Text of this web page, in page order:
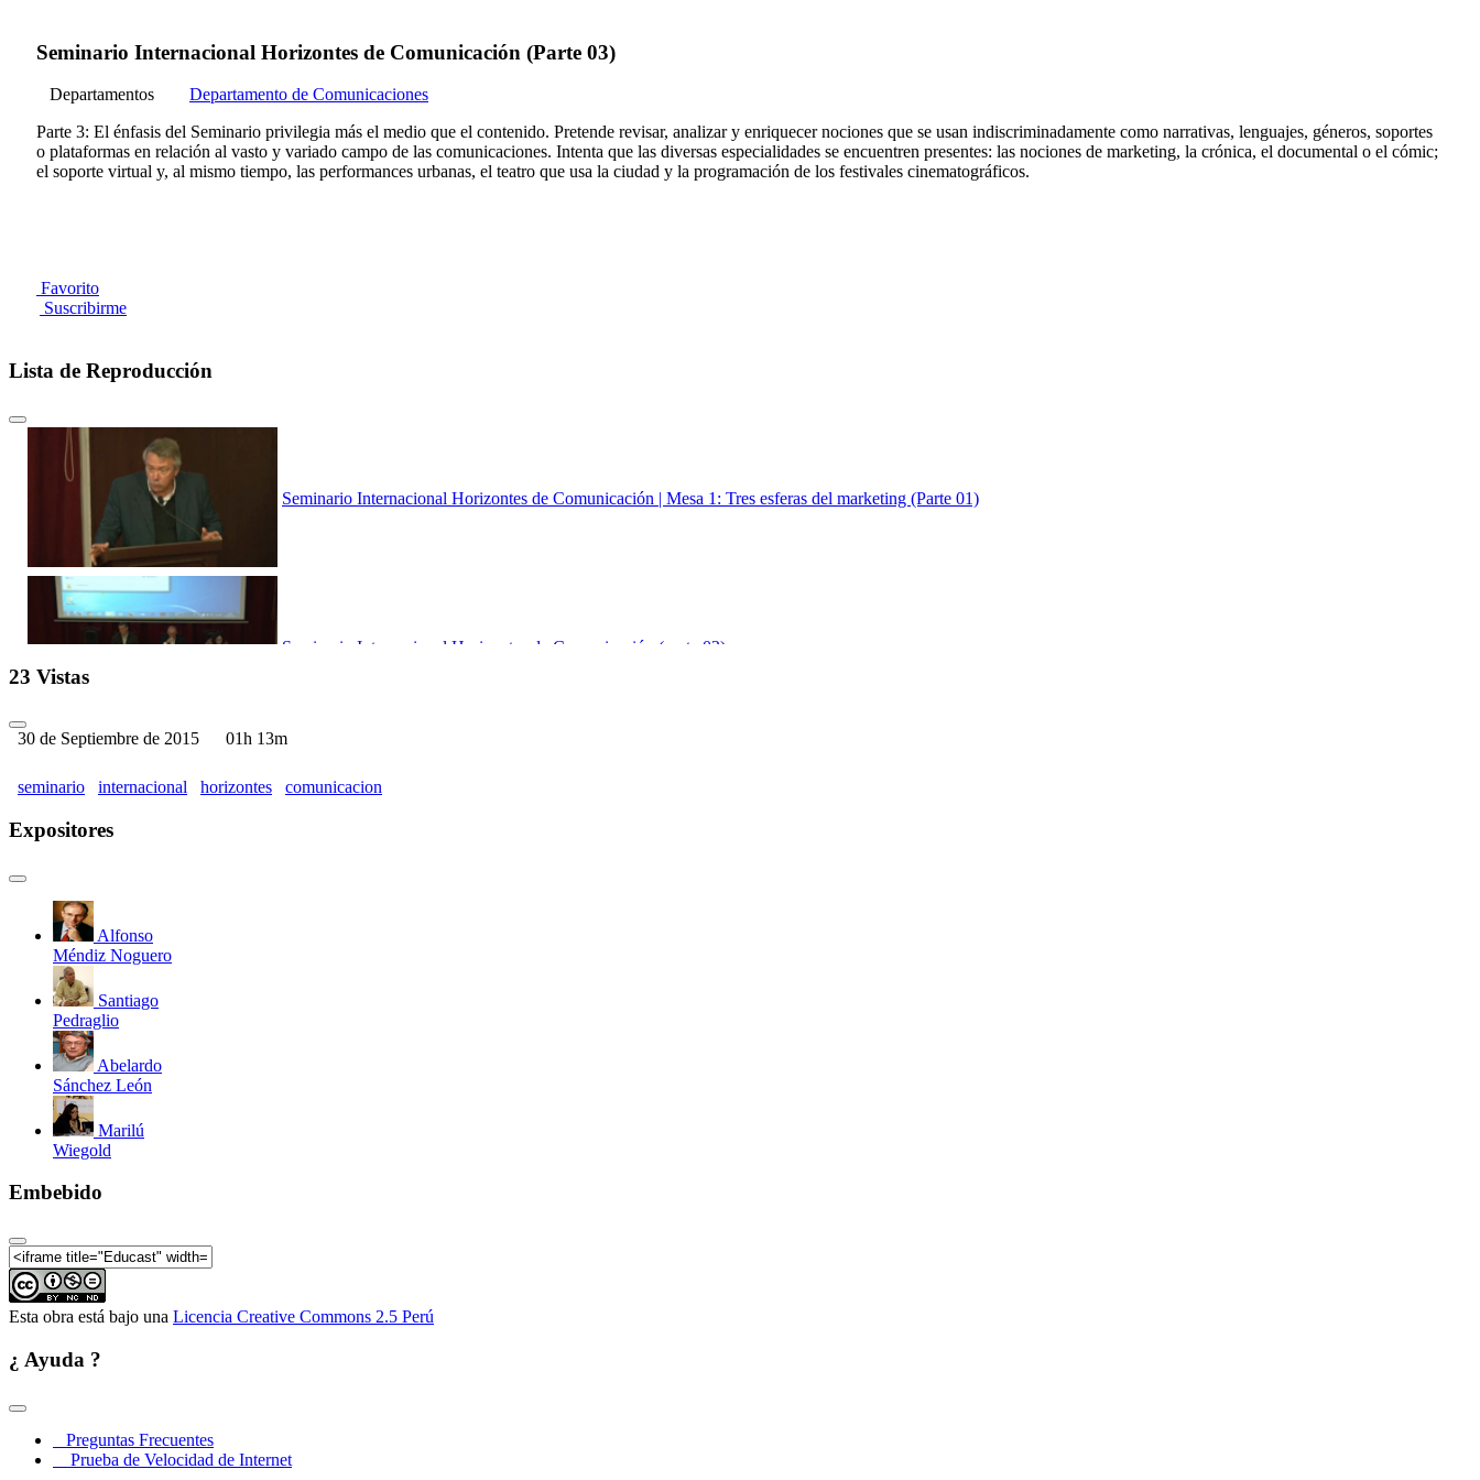
Seminario Internacional Horizontes de Comunicación (Parte 03)
Departamentos
Departamento de Comunicaciones
Parte 3: El énfasis del Seminario privilegia más el medio que el contenido. Pretende revisar, analizar y enriquecer nociones que se usan indiscriminadamente como narrativas, lenguajes, géneros, soportes
o plataformas en relación al vasto y variado campo de las comunicaciones. Intenta que las diversas especialidades se encuentren presentes: las nociones de marketing, la crónica, el documental o el cómic;
el soporte virtual y, al mismo tiempo, las performances urbanas, el teatro que usa la ciudad y la programación de los festivales cinematográficos.
Favorito
Suscribirme
Lista de Reproducción
Seminario Internacional Horizontes de Comunicación | Mesa 1: Tres esferas del marketing (Parte 01)
Seminario Internacional Horizontes de Comunicación (parte 02)
Seminario Internacional Horizontes de Comunicación (Parte 03)
23 Vistas
30 de Septiembre de 2015 01h 13m
seminario internacional horizontes comunicacion
Expositores
Alfonso
Méndiz Noguero
Santiago
Pedraglio
Abelardo
Sánchez León
Marilú
Wiegold
Embebido
Esta obra está bajo una Licencia Creative Commons 2.5 Perú
¿ Ayuda ?
Preguntas Frecuentes
Prueba de Velocidad de Internet